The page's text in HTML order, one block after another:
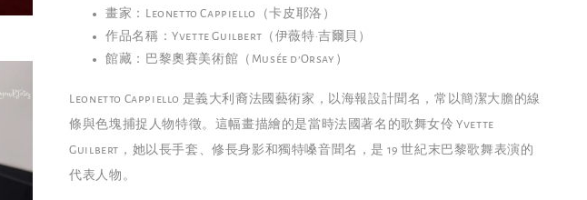
畫家：Leonetto Cappiello（卡皮耶洛）
作品名稱：Yvette Guilbert（伊薇特·吉爾貝）
館藏：巴黎奧賽美術館（Musée d’Orsay）
Leonetto Cappiello 是義大利裔法國藝術家，以海報設計聞名，常以簡潔大膽的線
條與色塊捕捉人物特徵。這幅畫描繪的是當時法國著名的歌舞女伶 Yvette
Guilbert，她以長手套、修長身影和獨特嗓音聞名，是 19 世紀末巴黎歌舞表演的
代表人物。